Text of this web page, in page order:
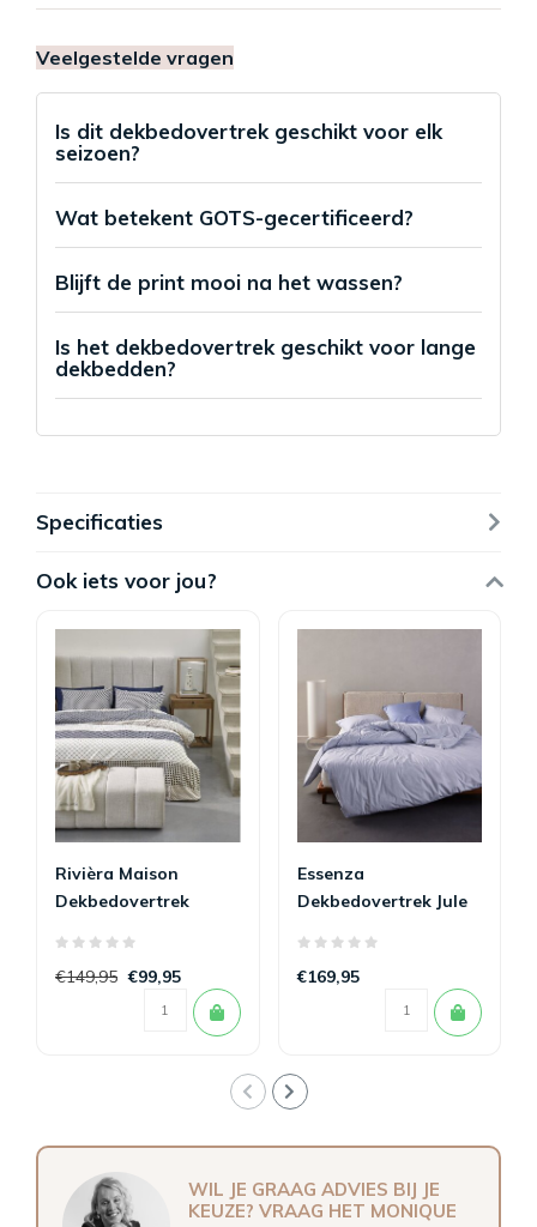
Veelgestelde vragen
Is dit dekbedovertrek geschikt voor elk
seizoen?
Wat betekent GOTS-gecertificeerd?
Blijft de print mooi na het wassen?
Is het dekbedovertrek geschikt voor lange
dekbedden?
Specificaties
Ook iets voor jou?
Rivièra Maison
Dekbedovertrek
€149,95 €99,95
Essenza
Dekbedovertrek Jule
€169,95
WIL JE GRAAG ADVIES BIJ JE
KEUZE? VRAAG HET MONIQUE